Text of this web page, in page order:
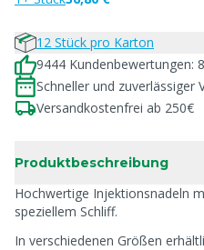
12 Stück pro Karton
9444 Kundenbewertungen:
Schneller und zuverlässiger
Versandkostenfrei ab 250€
Produktbeschreibung
Hochwertige Injektionsnadeln
speziellem Schliff.
In verschiedenen Größen